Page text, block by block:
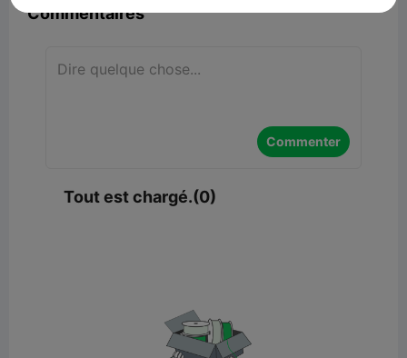
Commentaires
Commenter
Tout est chargé.(0)